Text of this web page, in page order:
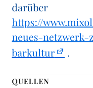
https://
neues-
barkultur
.
QUELLEN